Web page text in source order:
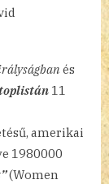
és
11
amerikai
1980000
(Women